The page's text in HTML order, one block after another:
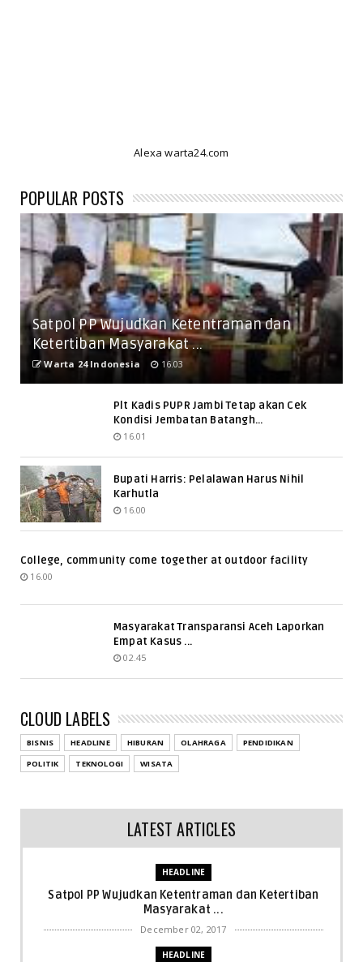
Alexa warta24.com
POPULAR POSTS
Satpol PP Wujudkan Ketentraman dan
Ketertiban Masyarakat ...
Warta 24 Indonesia 16.03
Plt Kadis PUPR Jambi Tetap akan Cek
Kondisi Jembatan Batangh...
16.01
Bupati Harris: Pelalawan Harus Nihil
Karhutla
16.00
College, community come together at outdoor facility
16.00
Masyarakat Transparansi Aceh Laporkan
Empat Kasus ...
02.45
CLOUD LABELS
BISNIS HEADLINE HIBURAN OLAHRAGA
PENDIDIKAN
POLITIK
TEKNOLOGI WISATA
LATEST ARTICLES
HEADLINE
Satpol PP Wujudkan Ketentraman dan Ketertiban
Masyarakat ...
December 02, 2017
HEADLINE